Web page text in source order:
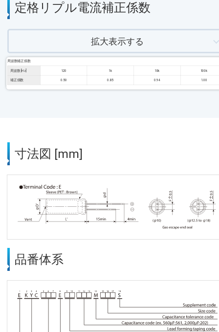
定格リプル電流補正係数
拡大表示する
周波数補正係数
周波数 [Hz] 120 1k 10k 100k
補正係数 0.50 0.85 0.94 1.00
寸法図 [mm]
品番体系